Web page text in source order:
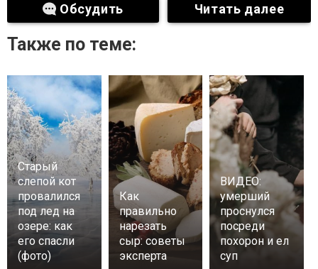
Обсудить Читать далее
Также по теме:
Старый
слепой кот
провалился
под лед на
озере: как
его спасли
(фото)
Как
правильно
нарезать
сыр: советы
эксперта
ВИДЕО:
умерший
проснулся
посреди
похорон и ел
суп